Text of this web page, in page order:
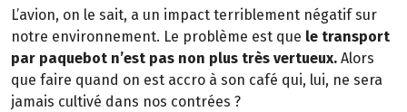
L’avion, on le sait, a un impact terriblement négatif sur
notre environnement. Le problème est que le transport
par paquebot n’est pas non plus très vertueux. Alors
que faire quand on est accro à son café qui, lui, ne sera
jamais cultivé dans nos contrées ?